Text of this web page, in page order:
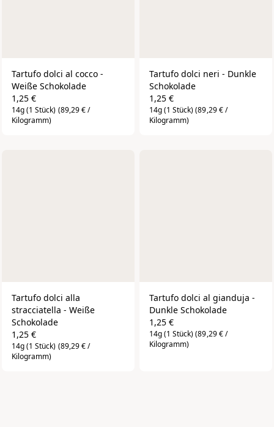
Tartufo dolci al cocco -
Weiße Schokolade
1,25 €
14g (1 Stück) (89,29 € /
Kilogramm)
Tartufo dolci neri - Dunkle
Schokolade
1,25 €
14g (1 Stück) (89,29 € /
Kilogramm)
Tartufo dolci alla
stracciatella - Weiße
Schokolade
1,25 €
14g (1 Stück) (89,29 € /
Kilogramm)
Tartufo dolci al gianduja -
Dunkle Schokolade
1,25 €
14g (1 Stück) (89,29 € /
Kilogramm)